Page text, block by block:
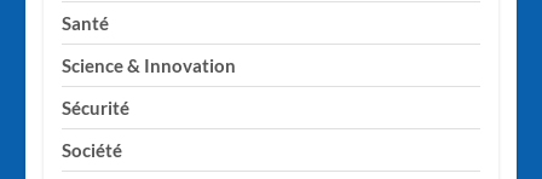
Santé
Science & Innovation
Sécurité
Société